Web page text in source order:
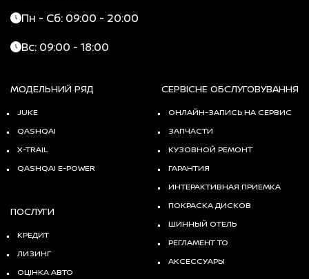
Пн - Сб: 09:00 - 20:00
Вс: 09:00 - 18:00
МОДЕЛЬНИЙ РЯД
JUKE
QASHQAI
X-TRAIL
QASHQAI E-POWER
СЕРВІСНЕ ОБСЛУГОВУВАННЯ
ОНЛАЙН-ЗАПИСЬ НА СЕРВИС
ЗАПЧАСТИ
КУЗОВНОЙ РЕМОНТ
ГАРАНТИЯ
ИНТЕРАКТИВНАЯ ПРИЕМКА
ПОКРАСКА ДИСКОВ
ШИННЫЙ ОТЕЛЬ
РЕГЛАМЕНТ ТО
АКСЕССУАРЫ
ПОСЛУГИ
КРЕДИТ
ЛИЗИНГ
ОЦІНКА АВТО